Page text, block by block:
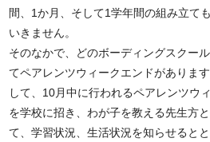
間、1か月、そして1学年間の組み立て
いきません。
そのなかで、どのボーディングスクー
てペアレンツウィークエンドがありま
して、10月中に行われるペアレンツウ
を学校に招き、わが子を教える先生方
て、学習状況、生活状況を知らせると